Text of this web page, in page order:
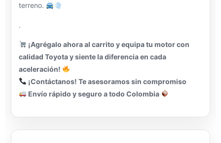
terreno.
.
¡Agrégalo ahora al carrito y equipa tu motor con
calidad Toyota y siente la diferencia en cada
aceleración!
¡Contáctanos! Te asesoramos sin compromiso
Envío rápido y seguro a todo Colombia